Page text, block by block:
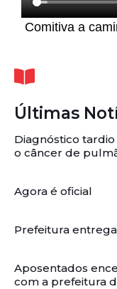
Comitiva a
Últimas
Diagnóstico
o câncer de
Agora é oficial
Prefeitura
Aposentados
com a prefeitura